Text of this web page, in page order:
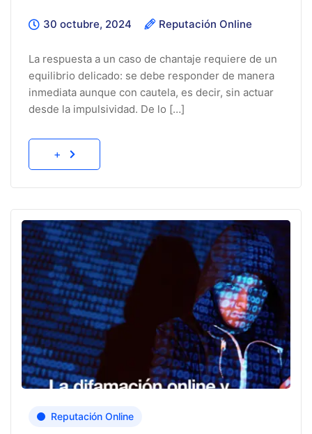
30 octubre, 2024 Reputación Online
La respuesta a un caso de chantaje requiere de un
equilibrio delicado: se debe responder de manera
inmediata aunque con cautela, es decir, sin actuar
desde la impulsividad. De lo […]
+
Reputación Online